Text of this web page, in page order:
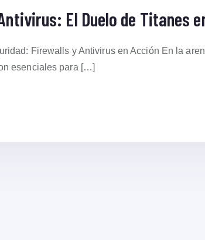
El Duelo de Titanes
Firewalls y Antivirus en Acción En la
esenciales para […]